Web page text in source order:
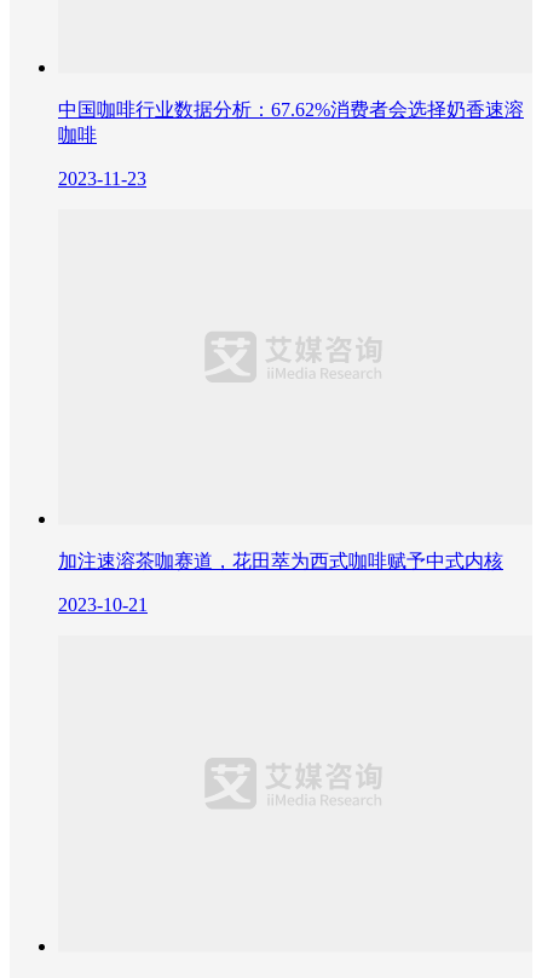
中国咖啡行业数据分析：67.62%消费者会选择奶香速溶
咖啡
2023-11-23
加注速溶茶咖赛道，花田萃为西式咖啡赋予中式内核
2023-10-21